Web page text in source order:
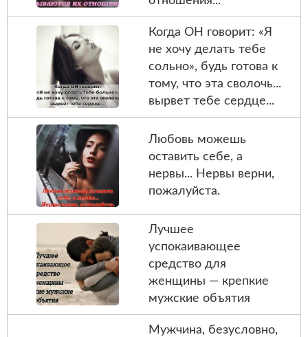
Когда ОН говорит: «Я
не хочу делать тебе
сольно», будь готова к
тому, что эта сволочь...
вырвет тебе сердце...
Любовь можешь
оставить себе, а
нервы... Нервы верни,
пожалуйста.
Лучшее
успокаивающее
средство для
женщины — крепкие
мужские объятия
Мужчина, безусловно,